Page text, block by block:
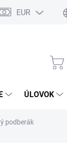
Moja objednávka
EUR
ÚLOVOK
podberák